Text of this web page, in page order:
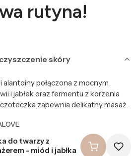
rutyna!
skóry
połączona z mocnym
i jabłek oraz fermentu z korzenia
zapewnia delikatny masaż.
LULLALOVE
do twarzy z
- miód i jabłka